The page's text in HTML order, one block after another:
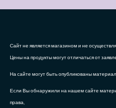
Сайт не является магазином и не
Цены на продукты могут отличаться от
На сайте могут быть опубликованы
Если Вы обнаружили на нашем сайте
права,